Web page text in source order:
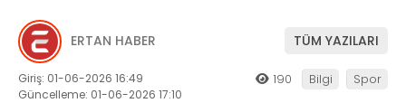
ERTAN HABER TÜM YAZILARI
Giriş: 01-06-2026 16:49
Güncelleme: 01-06-2026 17:10
190 Bilgi Spor